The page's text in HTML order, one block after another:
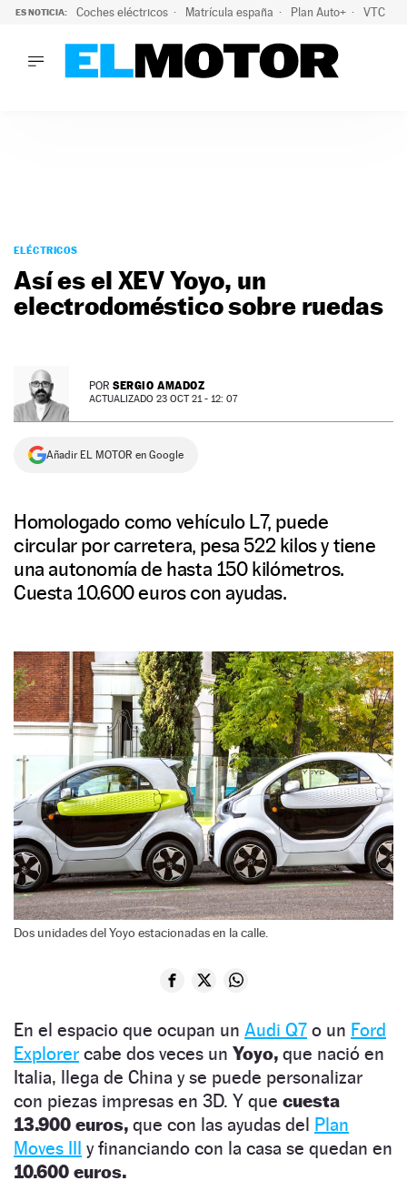
ES NOTICIA: Coches eléctricos Matrícula españa Plan Auto+ VTC
PODCAST
MOTOS
TECNOLOGÍA
PREMIOS
SERVICIOS
ELÉCTRICOS
Así es el XEV Yoyo, un
electrodoméstico sobre ruedas
POR SERGIO AMADOZ
ACTUALIZADO 23 OCT 21 - 12: 07
Añadir EL MOTOR en Google
Homologado como vehículo L7, puede
circular por carretera, pesa 522 kilos y tiene
una autonomía de hasta 150 kilómetros.
Cuesta 10.600 euros con ayudas.
Dos unidades del Yoyo estacionadas en la calle.
En el espacio que ocupan un Audi Q7 o un Ford
Explorer cabe dos veces un Yoyo, que nació en
Italia, llega de China y se puede personalizar
con piezas impresas en 3D. Y que cuesta
13.900 euros, que con las ayudas del Plan
Moves III y financiando con la casa se quedan en
10.600 euros.